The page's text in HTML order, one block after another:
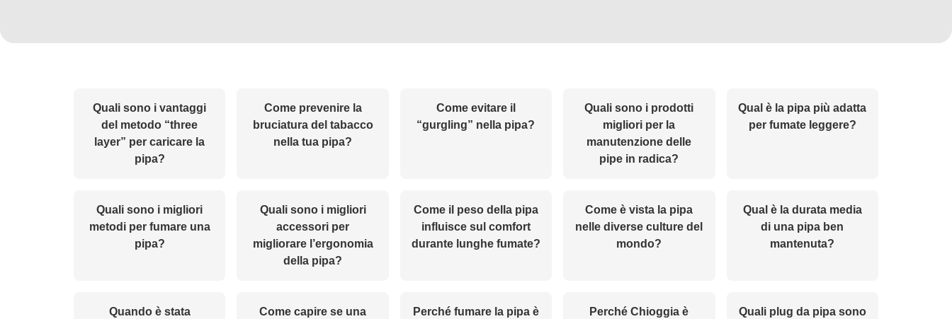
Quali sono i vantaggi
del metodo “three
layer” per caricare la
pipa?
Come prevenire la
bruciatura del tabacco
nella tua pipa?
Come evitare il
“gurgling” nella pipa?
Quali sono i prodotti
migliori per la
manutenzione delle
pipe in radica?
Qual è la pipa più adatta
per fumate leggere?
Quali sono i migliori
metodi per fumare una
pipa?
Quali sono i migliori
accessori per
migliorare l’ergonomia
della pipa?
Come il peso della pipa
influisce sul comfort
durante lunghe fumate?
Come è vista la pipa
nelle diverse culture del
mondo?
Qual è la durata media
di una pipa ben
mantenuta?
Quando è stata Come capire se una Perché fumare la pipa è Perché Chioggia è Quali plug da pipa sono